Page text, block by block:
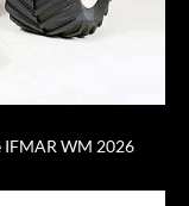
WM 2026